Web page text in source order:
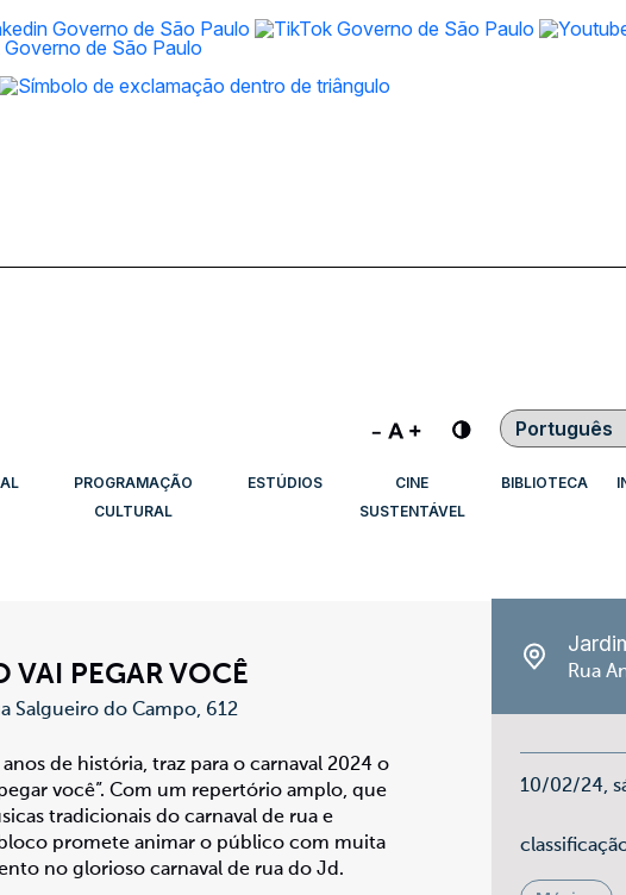
Contraste
PROGRAMAÇÃO
CULTURAL
ESTÚDIOS
CINE
SUSTENTÁVEL
BIBLIOTECA
VAI PEGAR VOCÊ
Salgueiro do Campo, 612
de história, traz para o carnaval 2024 o
você”. Com um repertório amplo, que
tradicionais do carnaval de rua e
promete animar o público com muita
no glorioso carnaval de rua do Jd.
Rua
10/02/24,